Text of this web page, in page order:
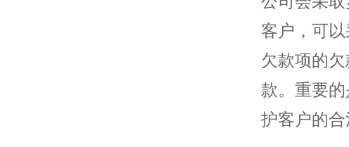
客户，可
欠款项的
款。重要
护客户的合